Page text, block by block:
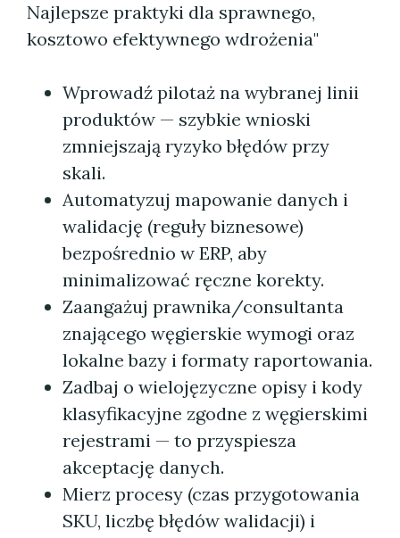
Najlepsze praktyki dla sprawnego,
kosztowo efektywnego wdrożenia"
Wprowadź pilotaż na wybranej linii
produktów — szybkie wnioski
zmniejszają ryzyko błędów przy
skali.
Automatyzuj mapowanie danych i
walidację (reguły biznesowe)
bezpośrednio w ERP, aby
minimalizować ręczne korekty.
Zaangażuj prawnika/consultanta
znającego węgierskie wymogi oraz
lokalne bazy i formaty raportowania.
Zadbaj o wielojęzyczne opisy i kody
klasyfikacyjne zgodne z węgierskimi
rejestrami — to przyspiesza
akceptację danych.
Mierz procesy (czas przygotowania
SKU, liczbę błędów walidacji) i